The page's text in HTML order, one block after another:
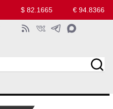
$ 82.1665 € 94.8366